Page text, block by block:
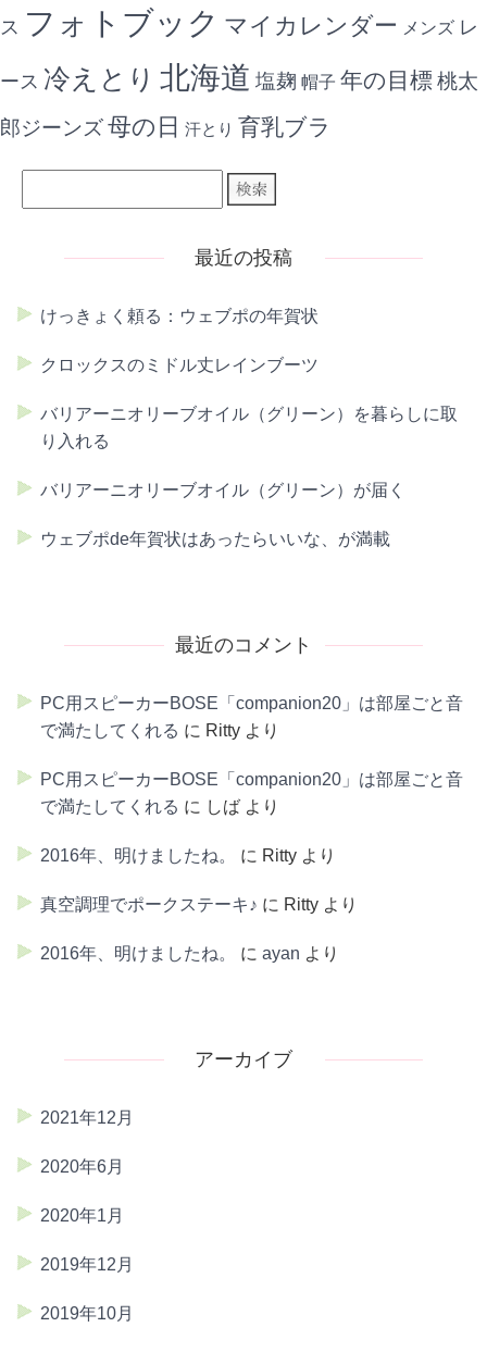
ス フォトブック マイカレンダー メンズ レ
ース 冷えとり 北海道 塩麹 帽子 年の目標 桃太
郎ジーンズ母の日 汗とり 育乳ブラ
最近の投稿
けっきょく頼る：ウェブポの年賀状
クロックスのミドル丈レインブーツ
バリアーニオリーブオイル（グリーン）を暮らしに取
り入れる
バリアーニオリーブオイル（グリーン）が届く
ウェブポde年賀状はあったらいいな、が満載
最近のコメント
PC用スピーカーBOSE「companion20」は部屋ごと音
で満たしてくれる に Ritty より
PC用スピーカーBOSE「companion20」は部屋ごと音
で満たしてくれる に しば より
2016年、明けましたね。 に Ritty より
真空調理でポークステーキ♪ に Ritty より
2016年、明けましたね。 に ayan より
アーカイブ
2021年12月
2020年6月
2020年1月
2019年12月
2019年10月